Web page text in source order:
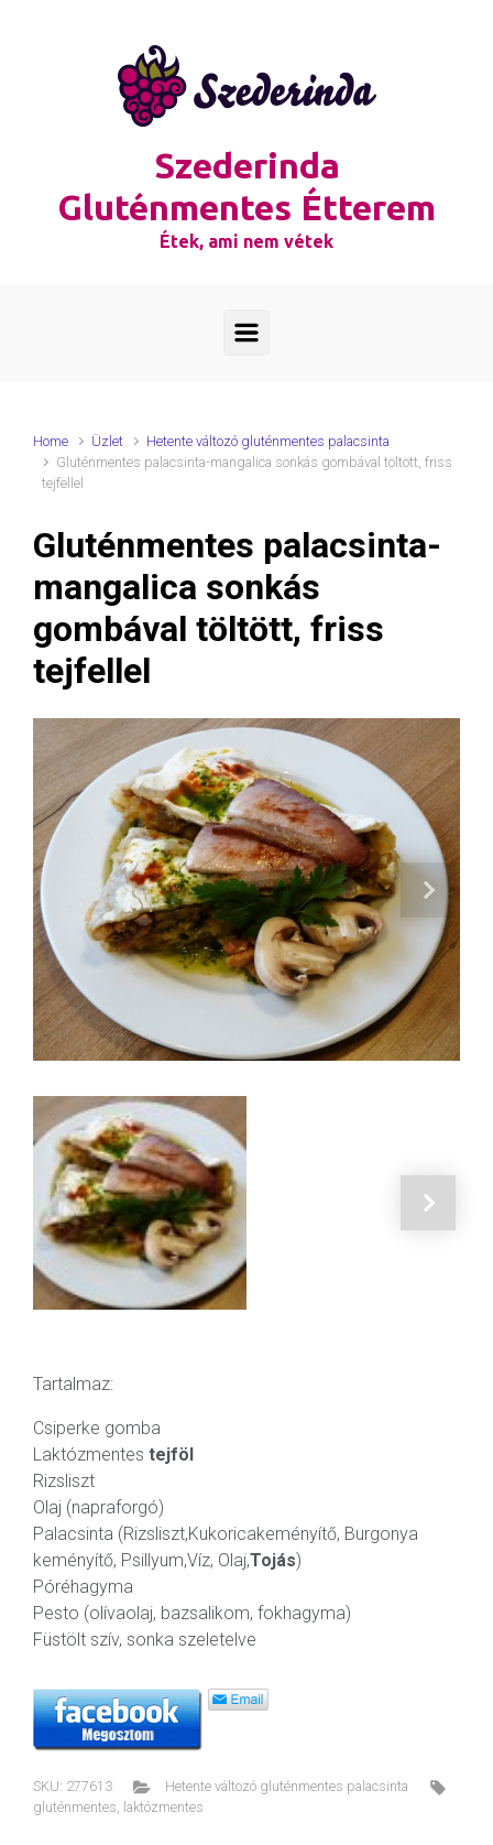
Szederinda
Gluténmentes Étterem
Étek, ami nem vétek
Home Üzlet
Hetente változó gluténmentes palacsinta
Gluténmentes palacsinta-mangalica sonkás gombával töltött, friss
tejfellel
Gluténmentes palacsinta-
mangalica sonkás
gombával töltött, friss
tejfellel
Next
Tartalmaz:
Csiperke gomba
Laktózmentes tejföl
Rizsliszt
Olaj (napraforgó)
Palacsinta (Rizsliszt,Kukoricakeményítő, Burgonya
keményítő, Psillyum,Víz, Olaj,Tojás)
Póréhagyma
Pesto (olívaolaj, bazsalikom, fokhagyma)
Füstölt szív, sonka szeletelve
SKU: 277613
Hetente változó gluténmentes palacsinta
gluténmentes, laktózmentes